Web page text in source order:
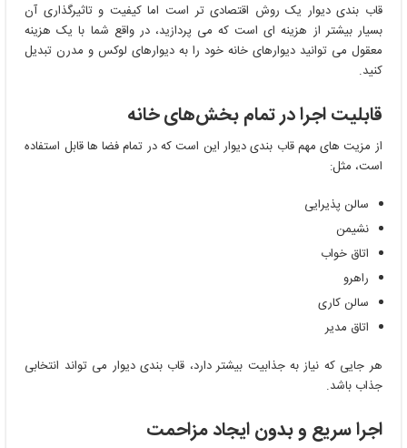
قاب بندی دیوار یک روش اقتصادی ‌تر است اما کیفیت و تاثیرگذاری آن
بسیار بیشتر از هزینه ‌ای است که می ‌پردازید، در واقع شما با یک هزینه
معقول می ‌توانید دیوارهای خانه خود را به دیوارهای لوکس و مدرن تبدیل
کنید.
قابلیت اجرا در تمام بخش‌های خانه
از مزیت‌ های مهم قاب بندی دیوار این است که در تمام فضا ها قابل استفاده
است، مثل:
سالن پذیرایی
نشیمن
اتاق خواب
راهرو
سالن کاری
اتاق مدیر
هر جایی که نیاز به جذابیت بیشتر دارد، قاب بندی دیوار می ‌تواند انتخابی
جذاب باشد.
اجرا سریع و بدون ایجاد مزاحمت